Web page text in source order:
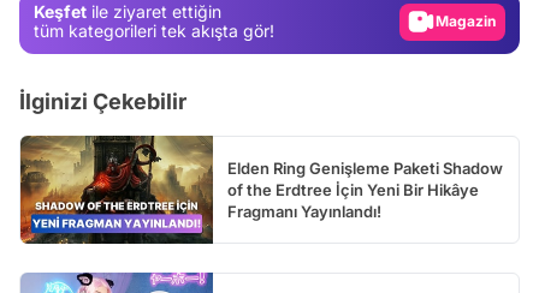
Keşfet ile ziyaret ettiğin
tüm kategorileri tek akışta gör!
Magazin
İlginizi Çekebilir
Elden Ring Genişleme Paketi Shadow
of the Erdtree İçin Yeni Bir Hikâye
Fragmanı Yayınlandı!